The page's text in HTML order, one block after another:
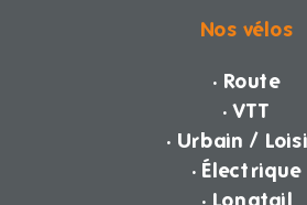
Nos vélos
· Route
· VTT
· Urbain /
· Électrique